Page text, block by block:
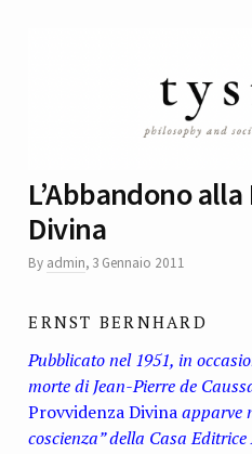
L’Abbandono
Divina
By admin, 3 Gennaio 2011
ERNST BERNHARD
Pubblicato nel 1951, in
morte di Jean-Pierre de
Provvidenza Divinaapparve
coscienza” della Casa